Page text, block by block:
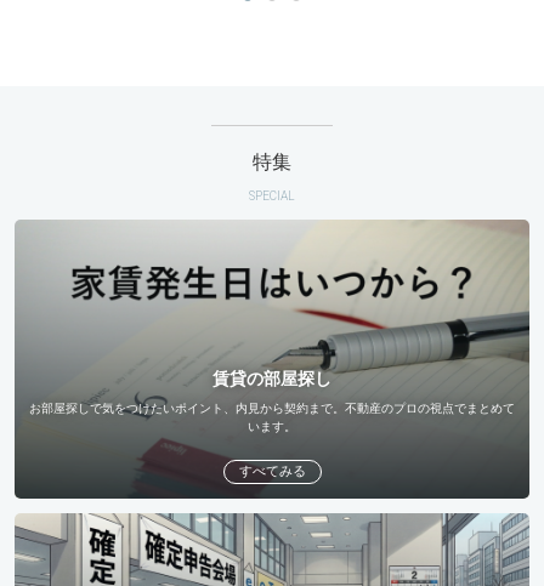
特集
SPECIAL
賃貸の部屋探し
お部屋探しで気をつけたいポイント、内見から契約まで。不動産のプロの視点でまとめて
います。
すべてみる